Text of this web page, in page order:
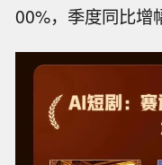
00%，季度同比增